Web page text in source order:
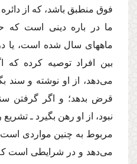
فوق منطبق باشد، كه از
ما در باره دینى است كه
ماههاى سال شده است، یا
بین افراد توصیه كرده
مى‌دهد، از او نوشته و سند
قرض بدهد؛ و اگر گرفتن
نبود، از او رهن بگیرد ـ
مربوط به چنین مواردى
مى‌دهد و در شرایطى است كه